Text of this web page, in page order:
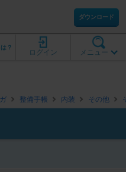
ダウンロード
メニュー
ログイン
？
整備手帳 内装 その他